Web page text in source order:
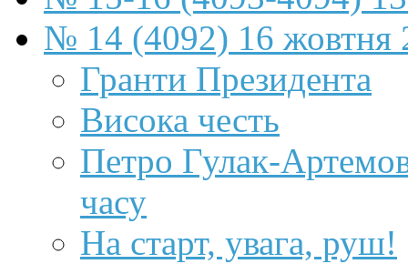
№ 14 (4092) 16 жовтня
Гранти Президента
Висока честь
Петро Гулак-
часу
На старт, увага, руш!